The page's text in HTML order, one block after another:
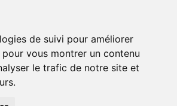
de suivi pour améliorer
vous montrer un contenu
le trafic de notre site et